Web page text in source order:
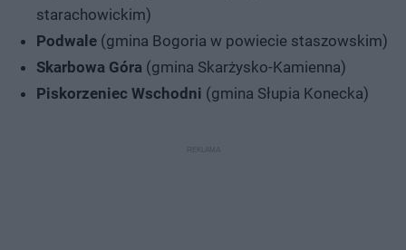
starachowickim)
Podwale (gmina Bogoria w powiecie staszowskim)
Skarbowa Góra (gmina Skarżysko-Kamienna)
Piskorzeniec Wschodni (gmina Słupia Konecka)